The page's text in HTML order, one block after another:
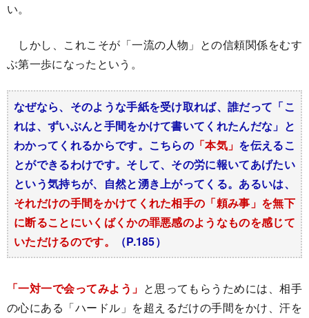
い。
しかし、これこそが「一流の人物」との信頼関係をむす
ぶ第一歩になったという。
なぜなら、そのような手紙を受け取れば、誰だって「こ
れは、ずいぶんと手間をかけて書いてくれたんだな」と
わかってくれるからです。こちらの 「本気」 を伝えるこ
とができるわけです。そして、その労に報いてあげたい
という気持ちが、自然と湧き上がってくる。あるいは、
それだけの手間をかけてくれた相手の「頼み事」を無下
に断ることにいくばくかの罪悪感のようなものを感じて
いただけるのです。
（P.185）
「一対一で会ってみよう」 と思ってもらうためには、相手
の心にある「ハードル」を超えるだけの手間をかけ、汗を